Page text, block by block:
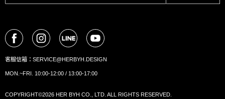
客服信箱： SERVICE@HERBYH.DESIGN
MON.~FRI. 10:00-12:00 / 13:00-17:00
COPYRIGHT©2026 HER BYH CO., LTD. ALL RIGHTS RESERVED.